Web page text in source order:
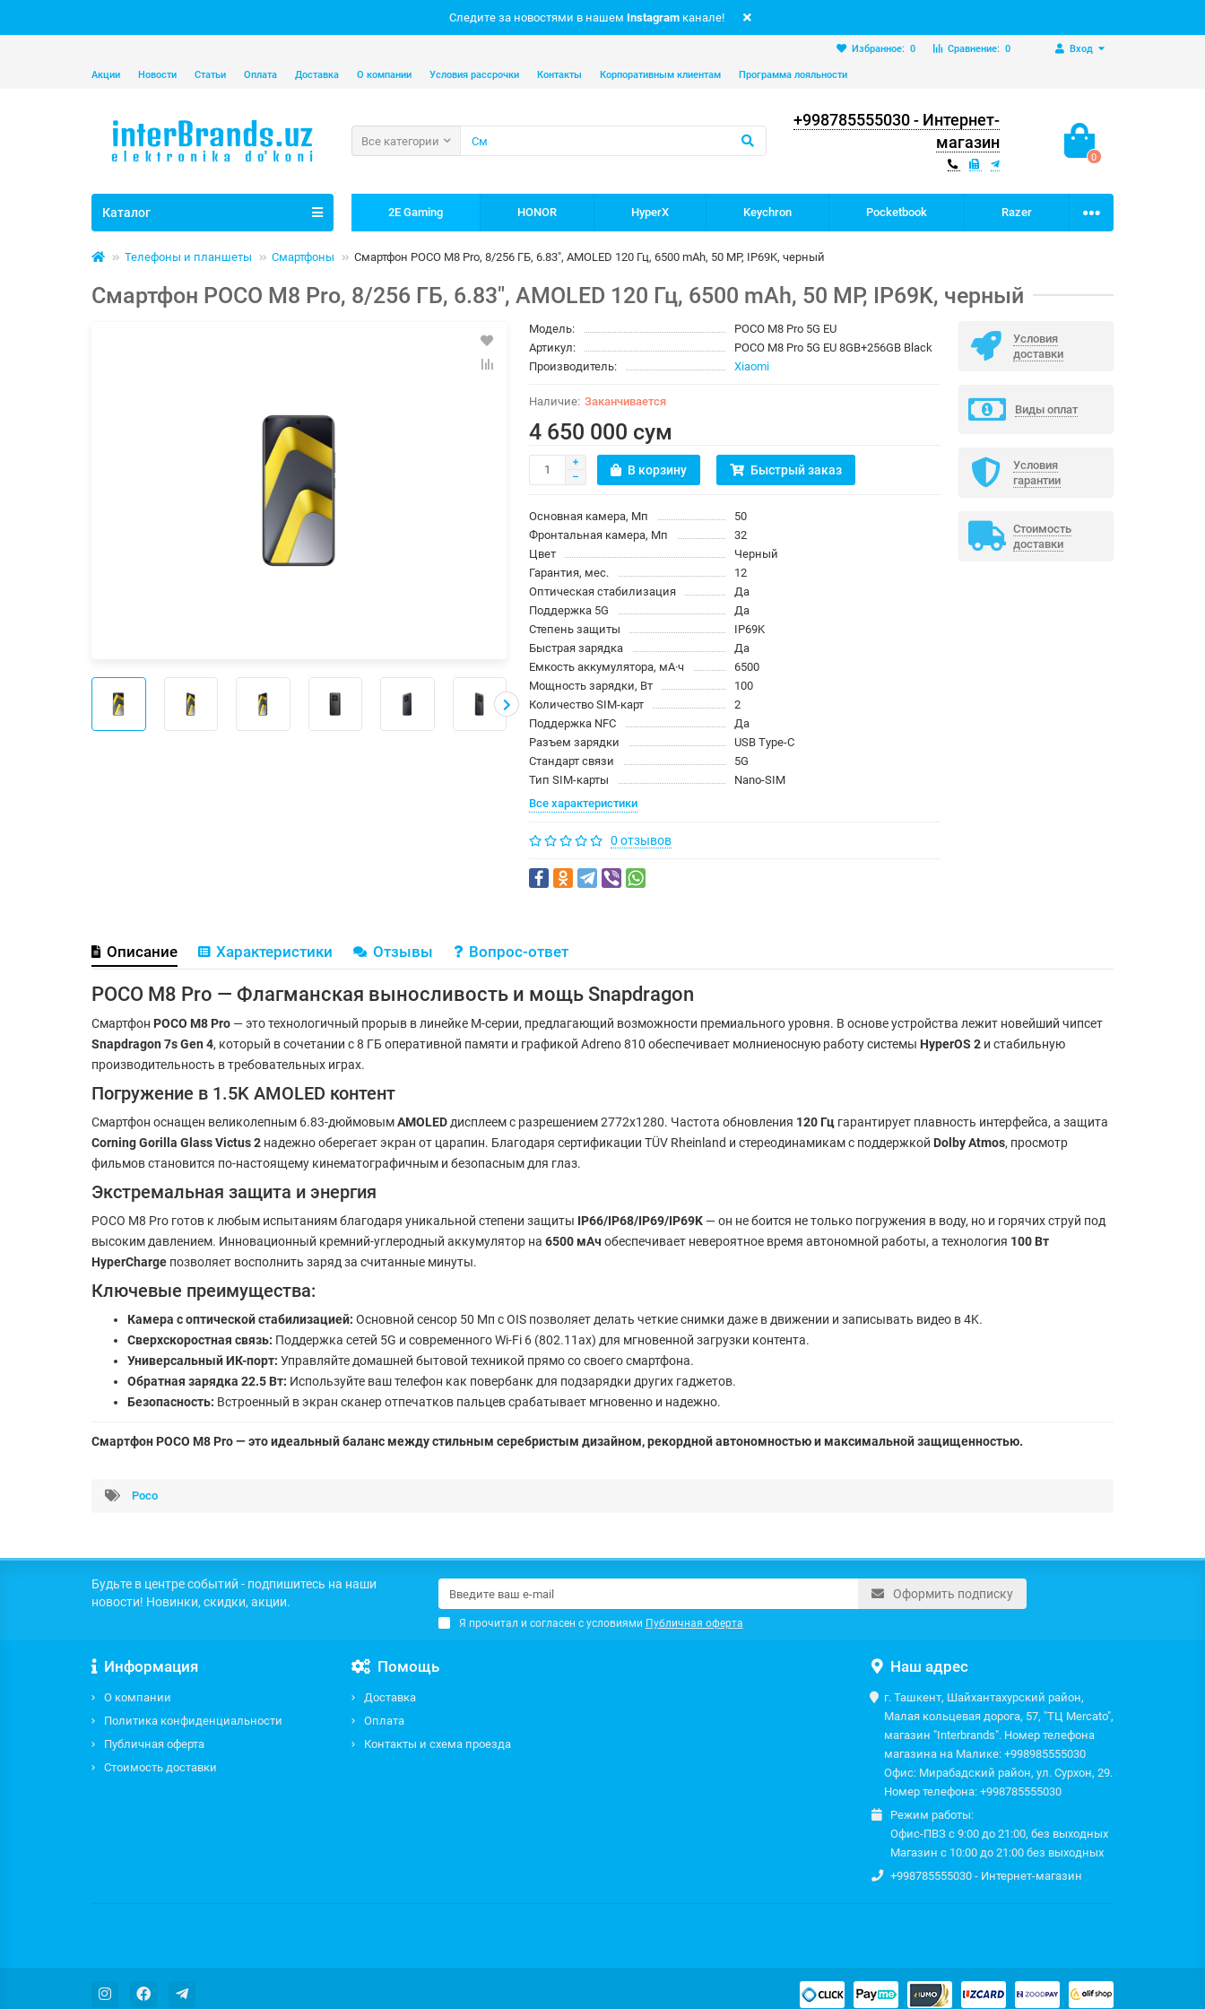
Следите за новостями в нашем Instagram канале!
Вход
Сравнение: 0
Избранное: 0
Акции Новости Статьи Оплата Доставка О компании Условия рассрочки Контакты Корпоративным клиентам Программа лояльности
+998785555030 - Интернет-
магазин
0
Все категории
Каталог 2E Gaming HONOR HyperX Keychron Pocketbook Razer
Телефоны и планшеты Смартфоны Смартфон POCO M8 Pro, 8/256 ГБ, 6.83", AMOLED 120 Гц, 6500 mAh, 50 MP, IP69K, черный
Смартфон POCO M8 Pro, 8/256 ГБ, 6.83", AMOLED 120 Гц, 6500 mAh, 50 MP, IP69K, черный
Модель:
POCO M8 Pro 5G EU
Артикул:
POCO M8 Pro 5G EU 8GB+256GB Black
Производитель:
Xiaomi
Заканчивается
4 650 000 сум
В корзину Быстрый заказ
Основная камера, Мп
50
Фронтальная камера, Мп
32
Цвет
Черный
Гарантия, мес.
12
Оптическая стабилизация
Да
Поддержка 5G
Да
Степень защиты
IP69K
Быстрая зарядка
Да
Емкость аккумулятора, мА·ч
6500
Мощность зарядки, Вт
100
Количество SIM-карт
2
Поддержка NFC
Да
Разъем зарядки
USB Type-C
Стандарт связи
5G
Тип SIM-карты
Nano-SIM
Все характеристики
0 отзывов
Условия
доставки
Виды оплат
Условия
гарантии
Стоимость
доставки
Описание Характеристики Отзывы Вопрос-ответ
POCO M8 Pro — Флагманская выносливость и мощь Snapdragon
Смартфон POCO M8 Pro — это технологичный прорыв в линейке M-серии, предлагающий возможности премиального уровня. В основе устройства лежит новейший чипсет
Snapdragon 7s Gen 4, который в сочетании с 8 ГБ оперативной памяти и графикой Adreno 810 обеспечивает молниеносную работу системы HyperOS 2 и стабильную
производительность в требовательных играх.
Погружение в 1.5K AMOLED контент
Смартфон оснащен великолепным 6.83-дюймовымAMOLED дисплеем с разрешением 2772x1280. Частота обновления 120 Гц гарантирует плавность интерфейса, а защита
Corning Gorilla Glass Victus 2 надежно оберегает экран от царапин. Благодаря сертификации TÜV Rheinland и стереодинамикам с поддержкой Dolby Atmos, просмотр
фильмов становится по-настоящему кинематографичным и безопасным для глаз.
Экстремальная защита и энергия
POCO M8 Pro готов к любым испытаниям благодаря уникальной степени защиты IP66/IP68/IP69/IP69K — он не боится не только погружения в воду, но и горячих струй под
высоким давлением. Инновационный кремний-углеродный аккумулятор на 6500 мАч обеспечивает невероятное время автономной работы, а технология 100 Вт
HyperCharge позволяет восполнить заряд за считанные минуты.
Ключевые преимущества:
Камера с оптической стабилизацией: Основной сенсор 50 Мп с OIS позволяет делать четкие снимки даже в движении и записывать видео в 4K.
Сверхскоростная связь: Поддержка сетей 5G и современного Wi-Fi 6 (802.11ax) для мгновенной загрузки контента.
Универсальный ИК-порт: Управляйте домашней бытовой техникой прямо со своего смартфона.
Обратная зарядка 22.5 Вт: Используйте ваш телефон как повербанк для подзарядки других гаджетов.
Безопасность: Встроенный в экран сканер отпечатков пальцев срабатывает мгновенно и надежно.
Смартфон POCO M8 Pro — это идеальный баланс между стильным серебристым дизайном, рекордной автономностью и максимальной защищенностью.
Poco
Будьте в центре событий - подпишитесь на наши
новости! Новинки, скидки, акции.
Оформить подписку
Я прочитал и согласен с условиями Публичная оферта
Информация
О компании
Политика конфиденциальности
Публичная оферта
Стоимость доставки
Помощь
Доставка
Оплата
Контакты и схема проезда
Наш адрес
г. Ташкент, Шайхантахурский район,
Малая кольцевая дорога, 57, "ТЦ Mercato",
магазин "Interbrands". Номер телефона
магазина на Малике: +998985555030
Офис: Мирабадский район, ул. Сурхон, 29.
Номер телефона: +998785555030
Режим работы:
Офис-ПВЗ с 9:00 до 21:00, без выходных
Магазин с 10:00 до 21:00 без выходных
+998785555030 - Интернет-магазин